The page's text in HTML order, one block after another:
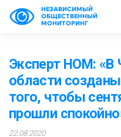
НЕЗАВИСИМЫЙ
ОБЩЕСТВЕННЫЙ
МОНИТОРИНГ
Эксперт НОМ: «В
области
того, чтобы
прошли
22.08.2020